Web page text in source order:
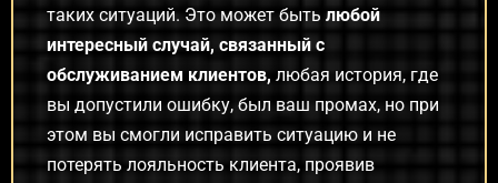
таких ситуаций. Это может быть любой
интересный случай, связанный с
обслуживанием клиентов, любая история, где
вы допустили ошибку, был ваш промах, но при
этом вы смогли исправить ситуацию и не
потерять лояльность клиента, проявив